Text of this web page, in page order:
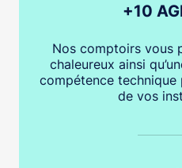
+10
Nos comptoirs vous
chaleureux ainsi
compétence
de vos